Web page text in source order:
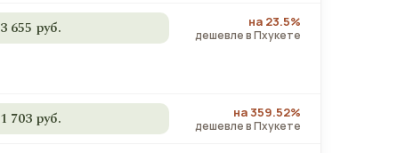
3 655 руб. на 23.5%
дешевле в Пхукете
1 703 руб. на 359.52%
дешевле в Пхукете